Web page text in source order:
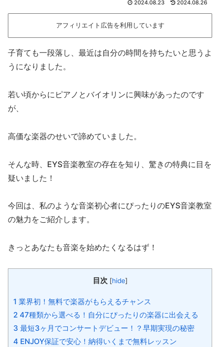
2024.08.23 2024.08.26
アフィリエイト広告を利用しています
子育ても一段落し、最近は自分の時間を持ちたいと思うよ
うになりました。
若い頃からにピアノとバイオリンに興味があったのです
が、
高価な楽器のせいで諦めていました。
そんな時、EYS音楽教室の存在を知り、驚きの特典に目を
疑いました！
今回は、私のような音楽初心者にぴったりのEYS音楽教室
の魅力をご紹介します。
きっとあなたも音楽を始めたくなるはず！
目次 [hide]
1 業界初！無料で楽器がもらえるチャンス
2 47種類から選べる！自分にぴったりの楽器に出会える
3 最短3ヶ月でコンサートデビュー！？早期実現の秘密
4 ENJOY保証で安心！納得いくまで無料レッスン